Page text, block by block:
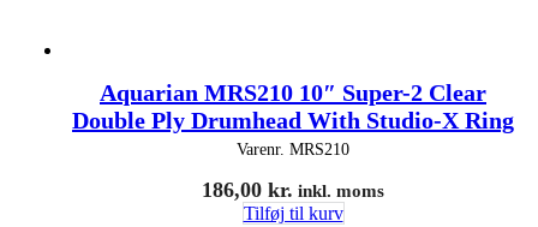
Aquarian MRS210 10″ Super-2 Clear
Double Ply Drumhead With Studio-X Ring
Varenr. MRS210
186,00 kr. inkl. moms
Tilføj til kurv